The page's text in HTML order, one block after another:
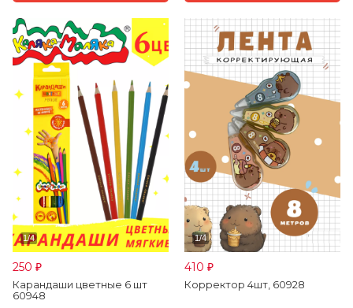
250 ₽
Карандаши цветные 6 шт
60948
410 ₽
Корректор 4шт, 60928